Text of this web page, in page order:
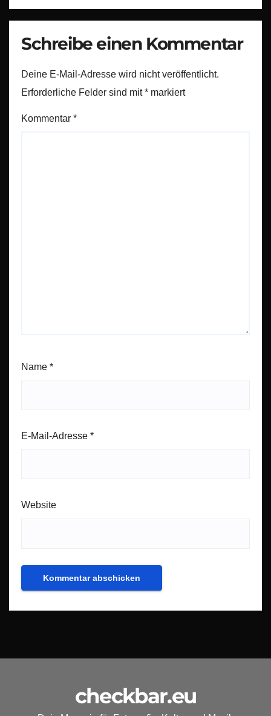
Schreibe einen Kommentar
Deine E-Mail-Adresse wird nicht veröffentlicht.
Erforderliche Felder sind mit* markiert
Kommentar *
Name *
E-Mail-Adresse *
Website
checkbar.eu